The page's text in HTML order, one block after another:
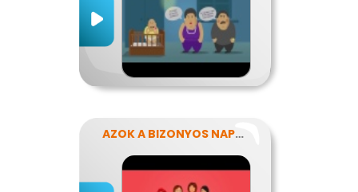
AZOK A BIZONYOS NAPOK